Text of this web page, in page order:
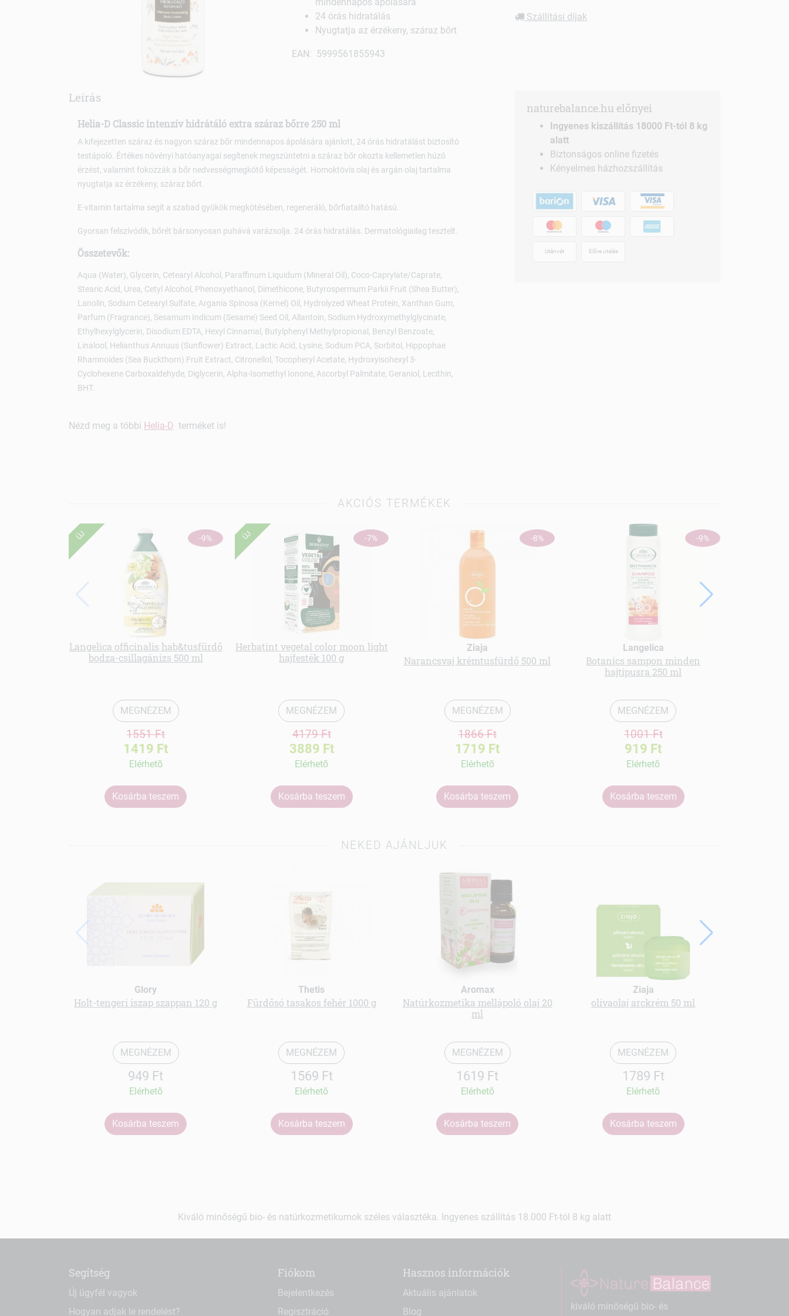
24 órás hidratálás
Nyugtatja az érzékeny, száraz bőrt
EAN: 5999561855943
Szállítási díjak
Leírás
Helia-D Classic intenzív hidrátáló extra száraz bőrre 250 ml
A kifejezetten száraz és nagyon száraz bőr mindennapos ápolására ajánlott, 24 órás hidratálást biztosító
testápoló. Értékes növényi hatóanyagai segítenek megszüntetni a száraz bőr okozta kellemetlen húzó
érzést, valamint fokozzák a bőr nedvességmegkötő képességét. Homoktövis olaj és argán olaj tartalma
nyugtatja az érzékeny, száraz bőrt.
E-vitamin tartalma segít a szabad gyökök megkötésében, regeneráló, bőrfiatalító hatású.
Gyorsan felszívódik, bőrét bársonyosan puhává varázsolja. 24 órás hidratálás. Dermatológiailag tesztelt.
Összetevők:
Aqua (Water), Glycerin, Cetearyl Alcohol, Paraffinum Liquidum (Mineral Oil), Coco-Caprylate/Caprate,
Stearic Acid, Urea, Cetyl Alcohol, Phenoxyethanol, Dimethicone, Butyrospermum Parkii Fruit (Shea Butter),
Lanolin, Sodium Cetearyl Sulfate, Argania Spinosa (Kernel) Oil, Hydrolyzed Wheat Protein, Xanthan Gum,
Parfum (Fragrance), Sesamum Indicum (Sesame) Seed Oil, Allantoin, Sodium Hydroxymethylglycinate,
Ethylhexylglycerin, Disodium EDTA, Hexyl Cinnamal, Butylphenyl Methylpropional, Benzyl Benzoate,
Linalool, Helianthus Annuus (Sunflower) Extract, Lactic Acid, Lysine, Sodium PCA, Sorbitol, Hippophae
Rhamnoides (Sea Buckthorn) Fruit Extract, Citronellol, Tocopheryl Acetate, Hydroxyisohexyl 3-
Cyclohexene Carboxaldehyde, Diglycerin, Alpha-Isomethyl Ionone, Ascorbyl Palmitate, Geraniol, Lecithin,
BHT.
Nézd meg a többi Helia-D terméket is!
naturebalance.hu előnyei
Ingyenes kiszállítás 18000 Ft-tól 8 kg
alatt
Biztonságos online fizetés
Kényelmes házhozszállítás
Utánvét Előre utalás
AKCIÓS TERMÉKEK
-9%
ÚJ
Langelica officinalis hab&tusfürdő
bodza-csillagánizs 500 ml
MEGNÉZEM
1551 Ft
1419 Ft
Elérhetõ
Kosárba teszem
-7%
ÚJ
Herbatint vegetal color moon light
hajfesték 100 g
MEGNÉZEM
4179 Ft
3889 Ft
Elérhetõ
Kosárba teszem
-8%
Ziaja
Narancsvaj krémtusfürdő 500 ml
MEGNÉZEM
1866 Ft
1719 Ft
Elérhetõ
Kosárba teszem
-9%
Langelica
Botanics sampon minden
hajtípusra 250 ml
MEGNÉZEM
1001 Ft
919 Ft
Elérhetõ
Kosárba teszem
NEKED AJÁNLJUK
Glory
Holt-tengeri iszap szappan 120 g
MEGNÉZEM
949 Ft
Elérhetõ
Kosárba teszem
Thetis
Fürdősó tasakos fehér 1000 g
MEGNÉZEM
1569 Ft
Elérhetõ
Kosárba teszem
Aromax
Natúrkozmetika mellápoló olaj 20
ml
MEGNÉZEM
1619 Ft
Elérhetõ
Kosárba teszem
Ziaja
olívaolaj arckrém 50 ml
MEGNÉZEM
1789 Ft
Elérhetõ
Kosárba teszem
Kiváló minőségű bio- és natúrkozmetikumok széles választéka. Ingyenes szállítás 18.000 Ft-tól 8 kg alatt
Segítség
Új ügyfél vagyok
Hogyan adjak le rendelést?
Fiókom
Bejelentkezés
Regisztráció
Hasznos információk
Aktuális ajánlatok
Blog
kiváló minőségű bio- és